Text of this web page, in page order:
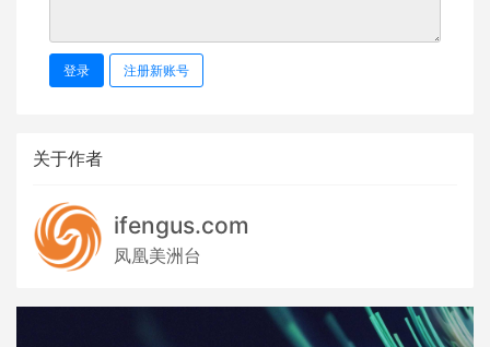
登录 注册新账号
关于作者
ifengus.com
凤凰美洲台